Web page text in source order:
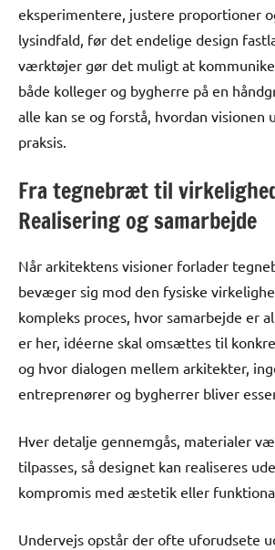
eksperimentere, justere proportioner
lysindfald, før det endelige design
værktøjer gør det muligt at
både kolleger og bygherre på en
alle kan se og forstå, hvordan visionen
praksis.
Fra tegnebræt til
Realisering og samarbejde
Når arkitektens visioner forlader
bevæger sig mod den fysiske
kompleks proces, hvor samarbejde er
er her, idéerne skal omsættes til
og hvor dialogen mellem arkitekter,
entreprenører og bygherrer bliver
Hver detalje gennemgås, materialer
tilpasses, så designet kan realiseres
kompromis med æstetik eller
Undervejs opstår der ofte uforudsete